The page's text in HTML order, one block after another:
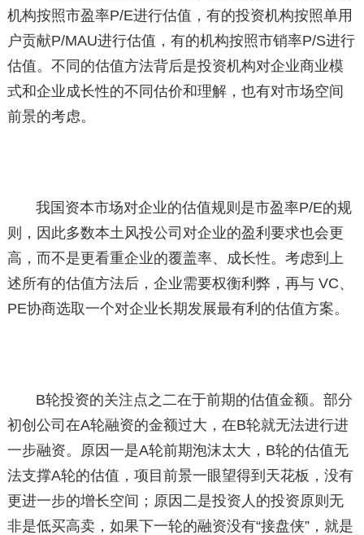
机构按照市盈率P/E进行估值，有的投资机构按照单用
户贡献P/MAU进行估值，有的机构按照市销率P/S进行
估值。不同的估值方法背后是投资机构对企业商业模
式和企业成长性的不同估价和理解，也有对市场空间
前景的考虑。
我国资本市场对企业的估值规则是市盈率P/E的规
则，因此多数本土风投公司对企业的盈利要求也会更
高，而不是更看重企业的覆盖率、成长性。考虑到上
述所有的估值方法后，企业需要权衡利弊，再与 VC、
PE协商选取一个对企业长期发展最有利的估值方案。
B轮投资的关注点之二在于前期的估值金额。部分
初创公司在A轮融资的金额过大，在B轮就无法进行进
一步融资。原因一是A轮前期泡沫太大，B轮的估值无
法支撑A轮的估值，项目前景一眼望得到天花板，没有
更进一步的增长空间；原因二是投资人的投资原则无
非是低买高卖，如果下一轮的融资没有“接盘侠”，就是